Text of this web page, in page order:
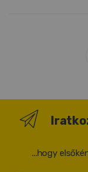
...hogy